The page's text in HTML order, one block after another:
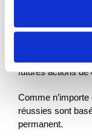
En effet, les
semble bientôt
désormais de
futures actions de
Comme
réussies sont
permanent.